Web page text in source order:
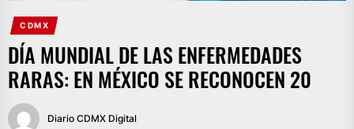
CDMX
DÍA MUNDIAL DE LAS ENFERMEDADES
RARAS: EN MÉXICO SE RECONOCEN 20
Diario CDMX Digital